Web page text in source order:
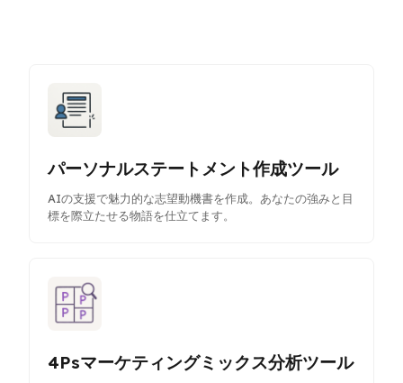
パーソナルステートメント作成ツール
AIの支援で魅力的な志望動機書を作成。あなたの強みと目
標を際立たせる物語を仕立てます。
4Psマーケティングミックス分析ツール